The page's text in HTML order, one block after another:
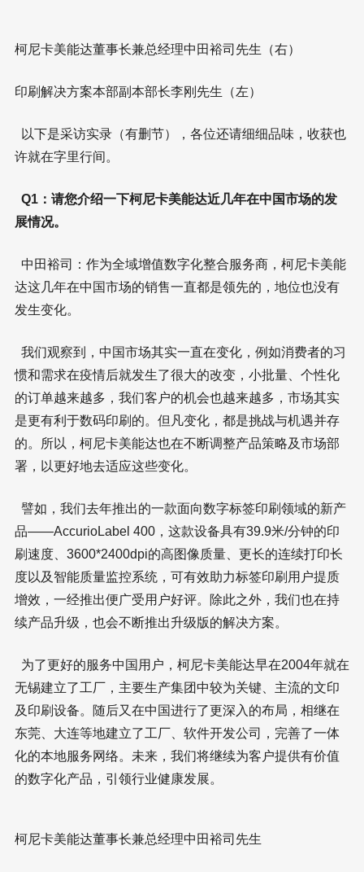
柯尼卡美能达董事长兼总经理中田裕司先生（右）
印刷解决方案本部副本部长李刚先生（左）
以下是采访实录（有删节），各位还请细细品味，收获也
许就在字里行间。
Q1：请您介绍一下柯尼卡美能达近几年在中国市场的发
展情况。
中田裕司：作为全域增值数字化整合服务商，柯尼卡美能
达这几年在中国市场的销售一直都是领先的，地位也没有
发生变化。
我们观察到，中国市场其实一直在变化，例如消费者的习
惯和需求在疫情后就发生了很大的改变，小批量、个性化
的订单越来越多，我们客户的机会也越来越多，市场其实
是更有利于数码印刷的。但凡变化，都是挑战与机遇并存
的。所以，柯尼卡美能达也在不断调整产品策略及市场部
署，以更好地去适应这些变化。
譬如，我们去年推出的一款面向数字标签印刷领域的新产
品——AccurioLabel 400，这款设备具有39.9米/分钟的印
刷速度、3600*2400dpi的高图像质量、更长的连续打印长
度以及智能质量监控系统，可有效助力标签印刷用户提质
增效，一经推出便广受用户好评。除此之外，我们也在持
续产品升级，也会不断推出升级版的解决方案。
为了更好的服务中国用户，柯尼卡美能达早在2004年就在
无锡建立了工厂，主要生产集团中较为关键、主流的文印
及印刷设备。随后又在中国进行了更深入的布局，相继在
东莞、大连等地建立了工厂、软件开发公司，完善了一体
化的本地服务网络。未来，我们将继续为客户提供有价值
的数字化产品，引领行业健康发展。
柯尼卡美能达董事长兼总经理中田裕司先生